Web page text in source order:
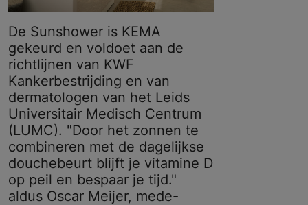
De Sunshower is KEMA
gekeurd en voldoet aan de
richtlijnen van KWF
Kankerbestrijding en van
dermatologen van het Leids
Universitair Medisch Centrum
(LUMC). "Door het zonnen te
combineren met de dagelijkse
douchebeurt blijft je vitamine D
op peil en bespaar je tijd."
aldus Oscar Meijer, mede-